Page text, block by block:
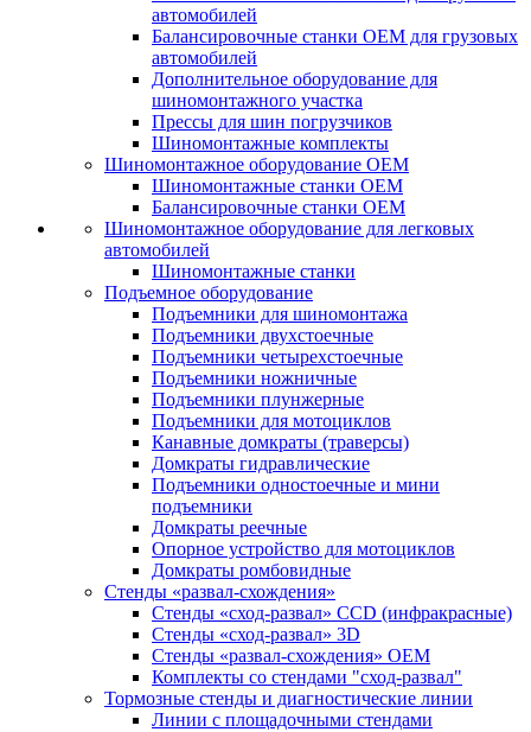
автомобилей
Балансировочные станки ОЕМ для грузовых
автомобилей
Дополнительное оборудование для
шиномонтажного участка
Прессы для шин погрузчиков
Шиномонтажные комплекты
Шиномонтажное оборудование ОЕМ
Шиномонтажные станки ОЕМ
Балансировочные станки ОЕМ
Шиномонтажное оборудование для легковых
автомобилей
Шиномонтажные станки
Подъемное оборудование
Подъемники для шиномонтажа
Подъемники двухстоечные
Подъемники четырехстоечные
Подъемники ножничные
Подъемники плунжерные
Подъемники для мотоциклов
Канавные домкраты (траверсы)
Домкраты гидравлические
Подъемники одностоечные и мини
подъемники
Домкраты реечные
Опорное устройство для мотоциклов
Домкраты ромбовидные
Стенды «развал-схождения»
Стенды «сход-развал» CCD (инфракрасные)
Стенды «сход-развал» 3D
Стенды «развал-схождения» ОЕМ
Комплекты со стендами "сход-развал"
Тормозные стенды и диагностические линии
Линии с площадочными стендами